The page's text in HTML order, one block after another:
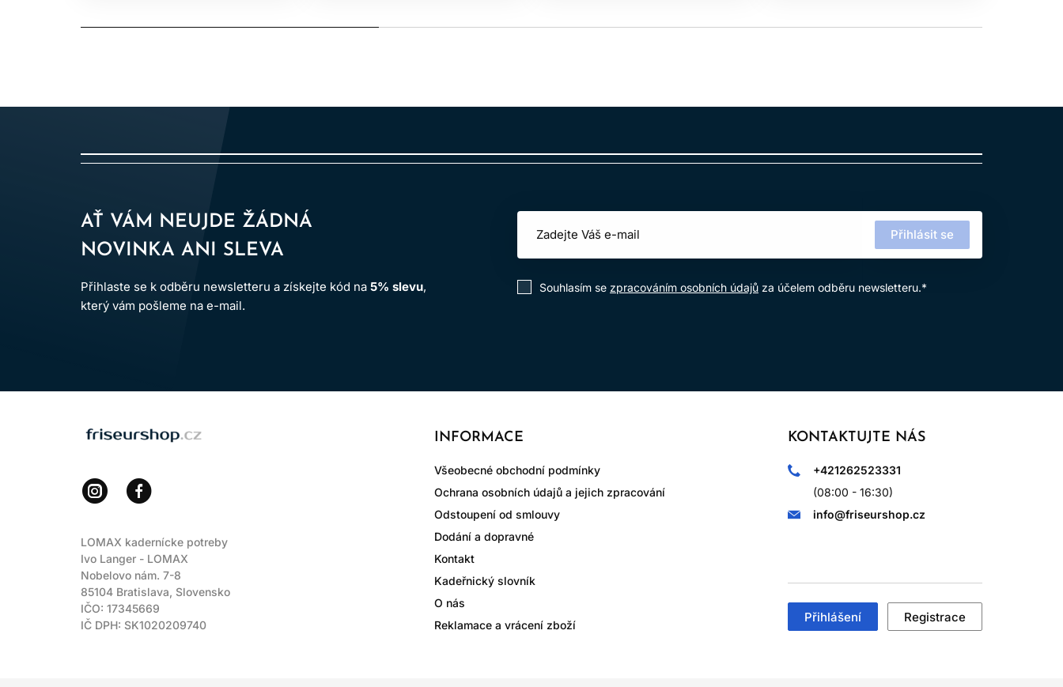
AŤ VÁM NEUJDE ŽÁDNÁ
NOVINKA ANI SLEVA
Přihlaste se k odběru newsletteru a získejte kód na 5% slevu,
který vám pošleme na e-mail.
Přihlásit se
Souhlasím se zpracováním osobních údajů za účelem odběru newsletteru.*
LOMAX kadernícke potreby
Ivo Langer - LOMAX
Nobelovo nám. 7-8
85104 Bratislava, Slovensko
IČO: 17345669
IČ DPH: SK1020209740
KONTAKTUJTE NÁS
+421262523331
(08:00 - 16:30)
info@friseurshop.cz
Přihlášení Registrace
INFORMACE
Všeobecné obchodní podmínky
Ochrana osobních údajů a jejich zpracování
Odstoupení od smlouvy
Dodání a dopravné
Kontakt
Kadeřnický slovník
O nás
Reklamace a vrácení zboží